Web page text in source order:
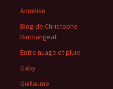
Annelise
Blog de Christophe
Darmangeat
Entre nuage et pluie
Gaby
Guillaume